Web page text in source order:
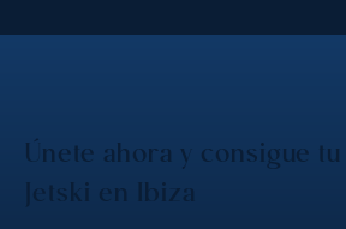
Únete ahora y consigue
Jetski en Ibiza